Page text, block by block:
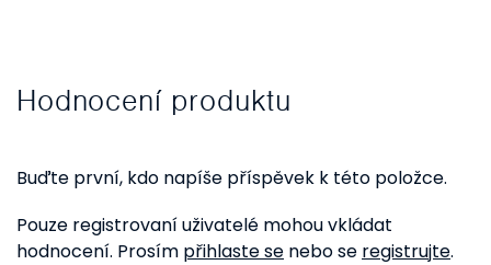
Hodnocení produktu
Buďte první, kdo napíše příspěvek k této položce.
Pouze registrovaní uživatelé mohou vkládat
hodnocení. Prosím přihlaste se nebo se registrujte.